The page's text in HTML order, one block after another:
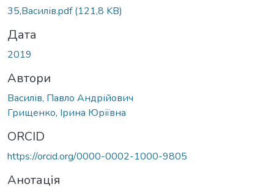
35,Василів.pdf(121,8 KB)
Дата
2019
Автори
Василів, Павло Андрійович
Грищенко, Ірина Юріївна
ORCID
https://orcid.org/0000-0002-1000-9805
Анотація